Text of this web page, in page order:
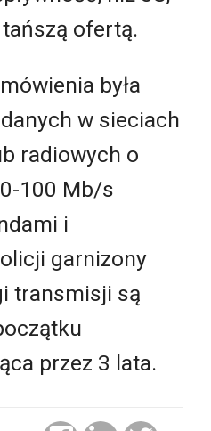
ofertą.
była
w sieciach
radiowych o
100 Mb/s
i
garnizony
transmisji są
przez 3 lata.